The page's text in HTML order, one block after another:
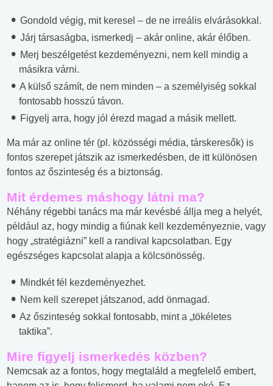
Gondold végig, mit keresel – de ne irreális elvárásokkal.
Járj társaságba, ismerkedj – akár online, akár élőben.
Merj beszélgetést kezdeményezni, nem kell mindig a
másikra várni.
A külső számít, de nem minden – a személyiség sokkal
fontosabb hosszú távon.
Figyelj arra, hogy jól érezd magad a másik mellett.
Ma már az online tér (pl. közösségi média, társkeresők) is
fontos szerepet játszik az ismerkedésben, de itt különösen
fontos az őszinteség és a biztonság.
Mit érdemes máshogy látni ma?
Néhány régebbi tanács ma már kevésbé állja meg a helyét,
például az, hogy mindig a fiúnak kell kezdeményeznie, vagy
hogy „stratégiázni” kell a randival kapcsolatban. Egy
egészséges kapcsolat alapja a kölcsönösség.
Mindkét fél kezdeményezhet.
Nem kell szerepet játszanod, add önmagad.
Az őszinteség sokkal fontosabb, mint a „tökéletes
taktika”.
Mire figyelj ismerkedés közben?
Nemcsak az a fontos, hogy megtaláld a megfelelő embert,